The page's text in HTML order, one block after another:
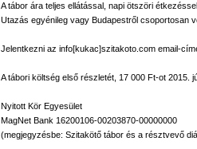
Atábor ára teljes ellátással napi ötszöri étkezéssel
Utazás egyénileg vagy Budapestről csoportosan
Jelentkezni az info[kukac]szitakoto.com email-
Atábori költség első részletét , 17 000 Ft-ot 2015.
Nyitott Kör Egyesület
MagNet Bank 16200106-00203870-00000000
(megjegyzésbe: Szitakötő tábor és a résztvevő